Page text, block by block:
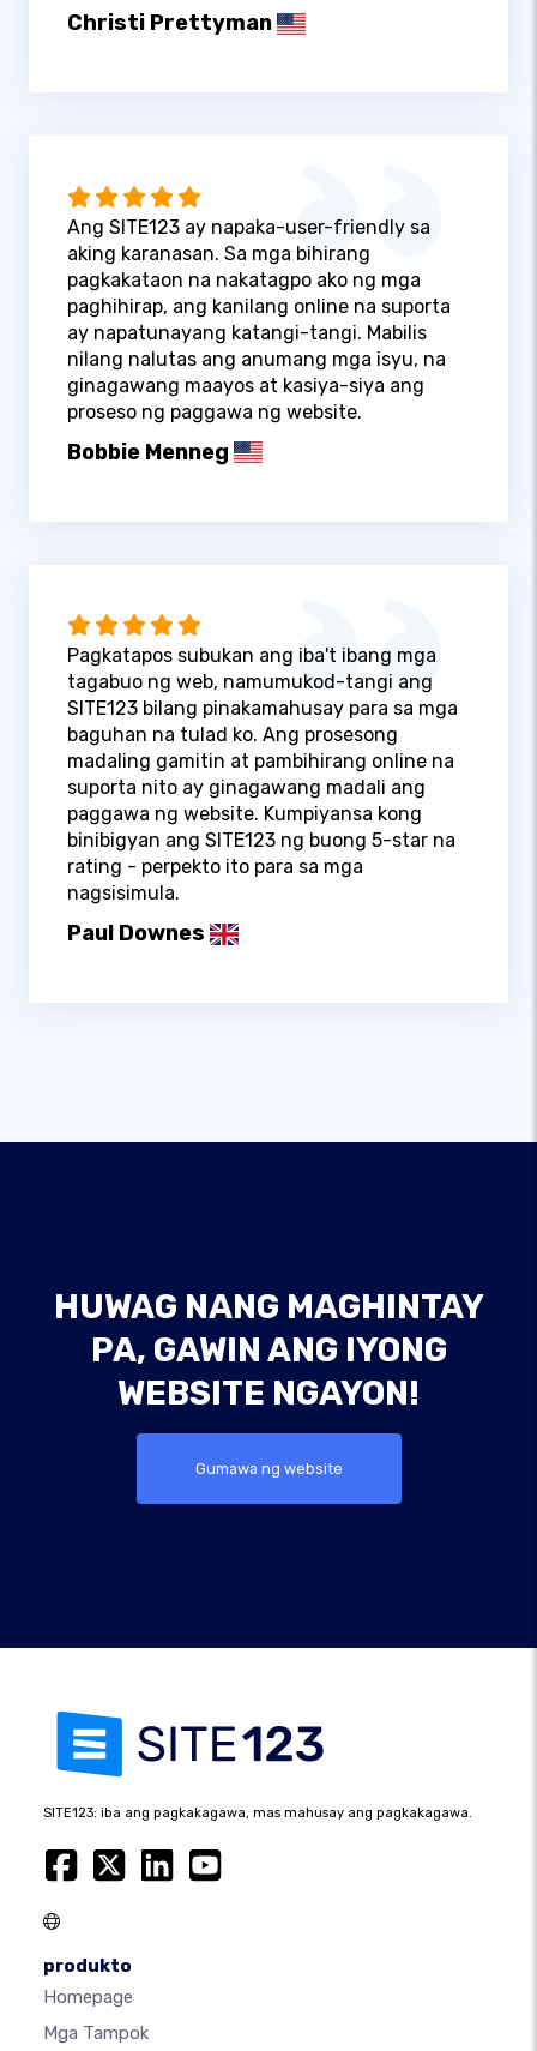
Christi Prettyman
Ang SITE123 ay napaka-user-friendly sa
aking karanasan. Sa mga bihirang
pagkakataon na nakatagpo ako ng mga
paghihirap, ang kanilang online na suporta
ay napatunayang katangi-tangi. Mabilis
nilang nalutas ang anumang mga isyu, na
ginagawang maayos at kasiya-siya ang
proseso ng paggawa ng website.
Bobbie Menneg
Pagkatapos subukan ang iba't ibang mga
tagabuo ng web, namumukod-tangi ang
SITE123 bilang pinakamahusay para sa mga
baguhan na tulad ko. Ang prosesong
madaling gamitin at pambihirang online na
suporta nito ay ginagawang madali ang
paggawa ng website. Kumpiyansa kong
binibigyan ang SITE123 ng buong 5-star na
rating - perpekto ito para sa mga
nagsisimula.
Paul Downes
HUWAG NANG MAGHINTAY
PA, GAWIN ANG IYONG
WEBSITE NGAYON!
Gumawa ng website
SITE123: iba ang pagkakagawa, mas mahusay ang pagkakagawa.
produkto
Homepage
Mga Tampok